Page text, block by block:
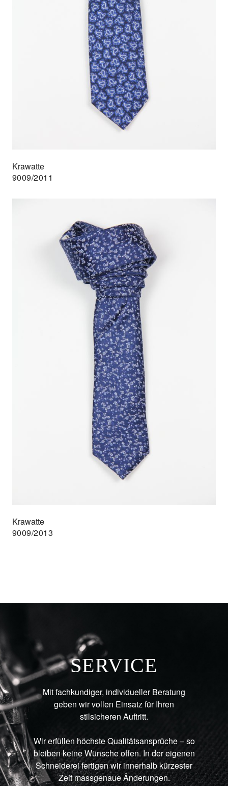
Krawatte
9009/2011
Krawatte
9009/2013
SERVICE
Mit fachkundiger, individueller Beratung
geben wir vollen Einsatz für Ihren
stilsicheren Auftritt.
Wir erfüllen höchste Qualitätsansprüche – so
bleiben keine Wünsche offen. In der eigenen
Schneiderei fertigen wir innerhalb kürzester
Zeit massgenaue Änderungen.